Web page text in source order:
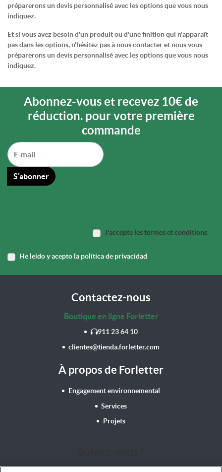
préparerons un devis personnalisé avec les options que vous nous
indiquez.
Et si vous avez besoin d'un produit ou d'une finition qui n'apparaît
pas dans les options, n'hésitez pas à nous contacter et nous vous
préparerons un devis personnalisé avec les options que vous nous
indiquez.
Abonnez-vous et recevez 10€ de
réduction. pour votre première
commande
S'abonner
J'accepte les termes et conditions
He leído y acepto la política de privacidad
Contactez-nous
Boutique en ligne Forletter
911 23 64 10
clientes@tienda.forletter.com
À propos de Forletter
Engagement environnemental
Services
Projets